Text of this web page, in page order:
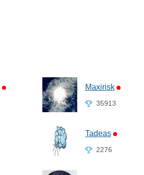
Maxirisk
35913
Tadeas
2276